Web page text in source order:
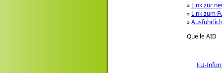
» Link zur
» Link zum
»
Quelle AID
EU-